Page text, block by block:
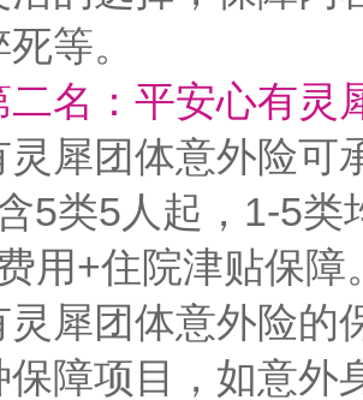
等。
名：平安心有灵
犀团体意外险可
5类5人起，1-5
用+住院津贴保障
犀团体意外险的
障项目，如意外